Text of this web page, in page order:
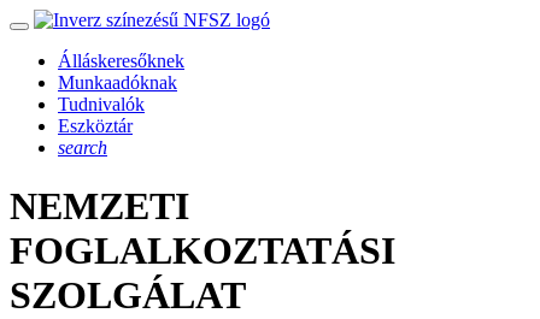
Álláskeresőknek
Munkaadóknak
Tudnivalók
Eszköztár
search
NEMZETI
FOGLALKOZTATÁSI
SZOLGÁLAT